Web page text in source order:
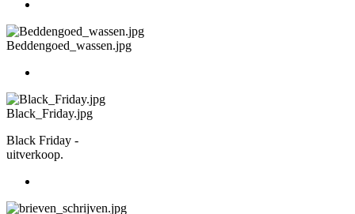
Beddengoed_wassen.jpg
Black_Friday.jpg
Black Friday -
uitverkoop.